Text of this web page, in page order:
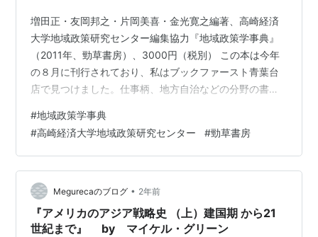
増田正・友岡邦之・片岡美喜・金光寛之編著、高崎経済
大学地域政策研究センター編集協力『地域政策学事典』
（2011年、勁草書房）、3000円（税別） この本は今年
の８月に刊行されており、私はブックファースト青葉台
店で見つけました。仕事柄、地方自治などの分野の書籍
す。 事典と銘打っているだけあって、都市政策、住宅政
策などの項目について簡明な解説が示されています。
「法制度と地域」では、「法言語」、「法律と条例」、
「行政作用」など、行政法や民法などの項目が並んでい
ます。行政法については、まずはこれだけ知っておいて
ほしいと思うようなところが上手くまとめられて…
#地域政策学事典
#高崎経済大学地域政策研究センター #勁草書房
Megurecaのブログ • 2年前
『アメリカのアジア戦略史 （上）建国期 から21
世紀まで』 by マイケル・グリーン